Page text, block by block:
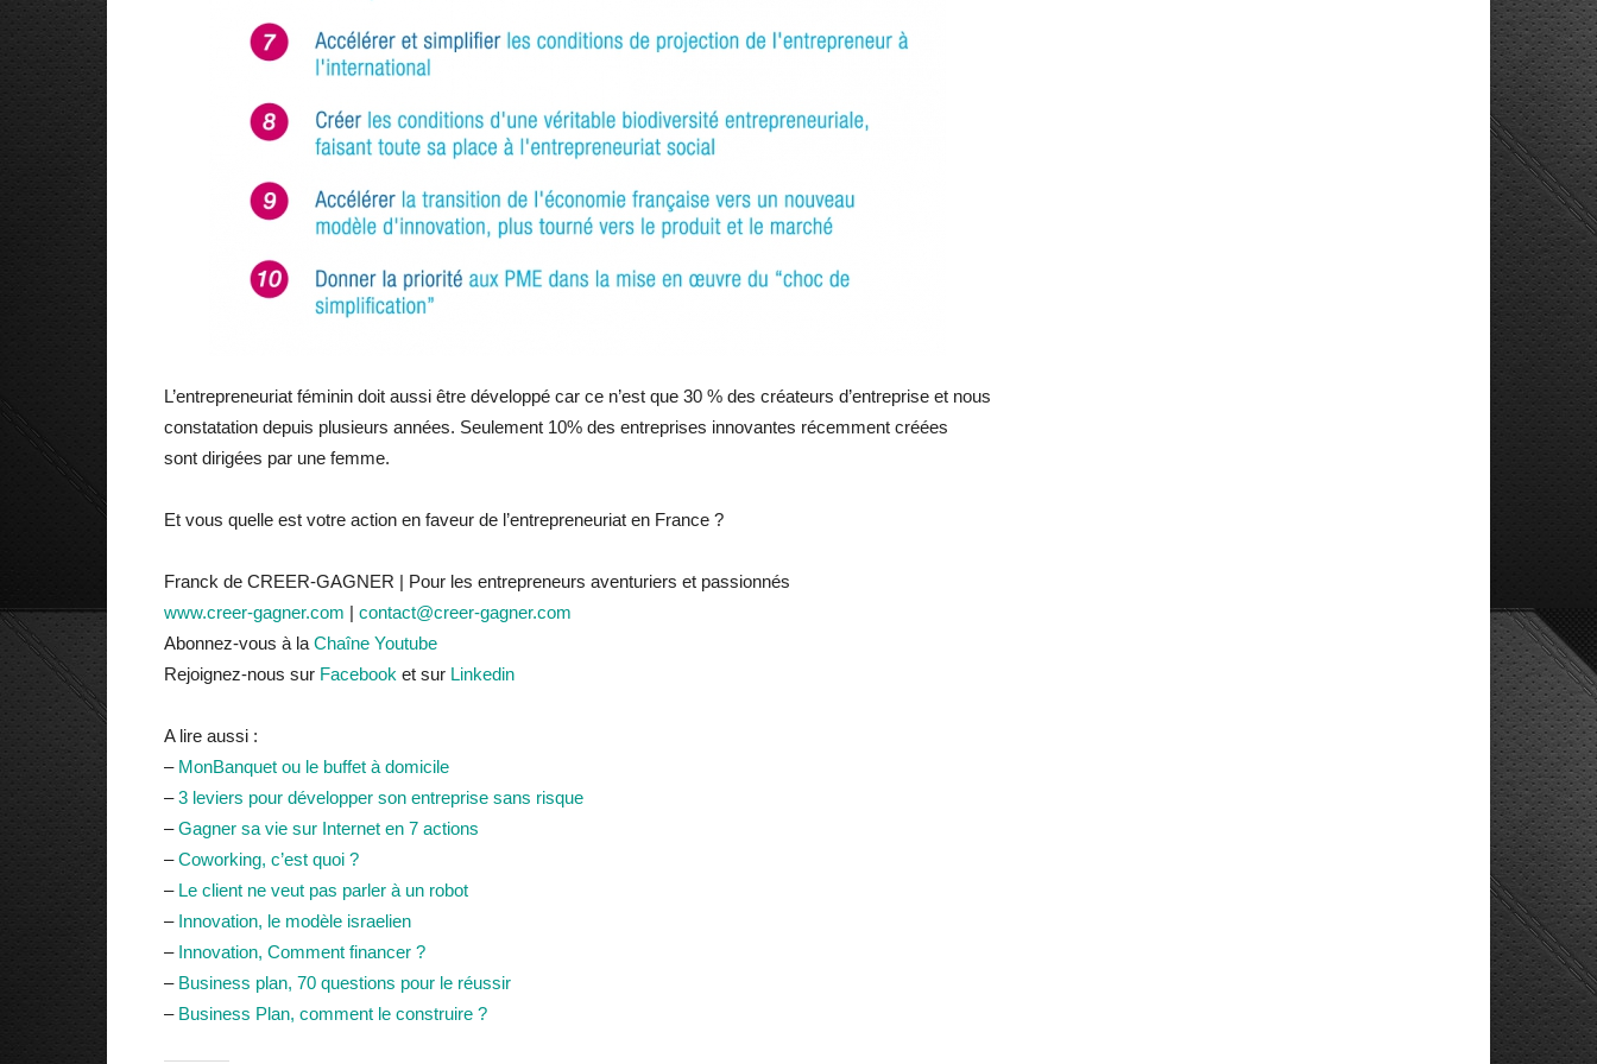
L’entrepreneuriat féminin doit aussi être développé car ce n’est que 30 % des créateurs d’entreprise et nous
constatation depuis plusieurs années. Seulement 10% des entreprises innovantes récemment créées
sont dirigées par une femme.
Et vous quelle est votre action en faveur de l’entrepreneuriat en France ?
Franck de CREER-GAGNER | Pour les entrepreneurs aventuriers et passionnés
www.creer-gagner.com | contact@creer-gagner.com
Abonnez-vous à la Chaîne Youtube
Rejoignez-nous sur Facebook et sur Linkedin
A lire aussi :
– MonBanquet ou le buffet à domicile
–3 leviers pour développer son entreprise sans risque
–Gagner sa vie sur Internet en 7 actions
–Coworking, c’est quoi ?
– Le client ne veut pas parler à un robot
– Innovation, le modèle israelien
– Innovation, Comment financer ?
– Business plan, 70 questions pour le réussir
– Business Plan, comment le construire ?